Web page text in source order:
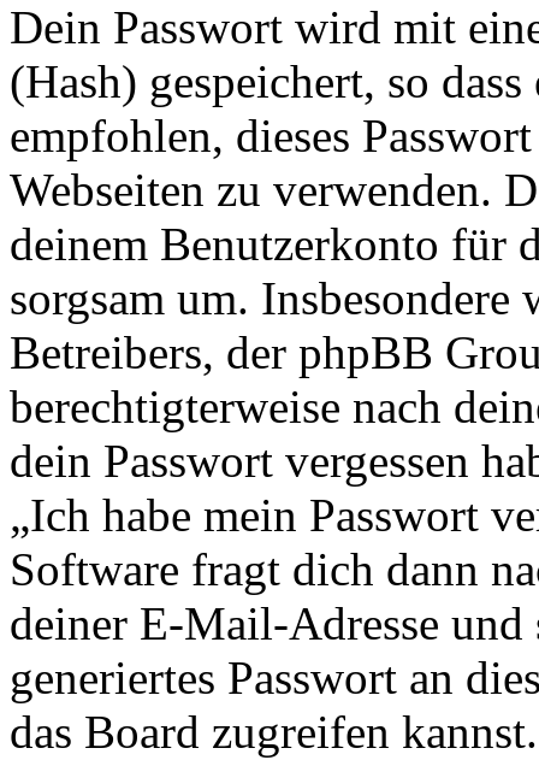
Dein Passwort wird mit
(Hash) gespeichert, so
empfohlen, dieses
Webseiten zu verwenden.
deinem Benutzerkonto für
sorgsam um.
Betreibers, der phpBB
berechtigterweise nach
dein Passwort vergessen
„Ich habe mein Passwort
Software fragt dich dann
deiner E-Mail-Adresse und
generiertes Passwort an
das Board zugreifen kannst.